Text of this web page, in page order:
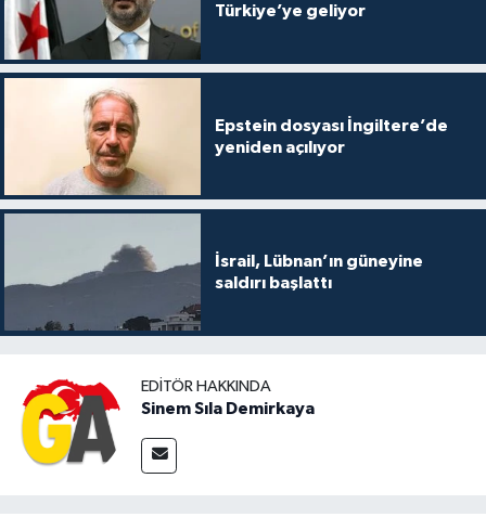
Türkiye’ye geliyor
Epstein dosyası İngiltere’de
yeniden açılıyor
İsrail, Lübnan’ın güneyine
saldırı başlattı
EDITÖR HAKKINDA
Sinem Sıla Demirkaya